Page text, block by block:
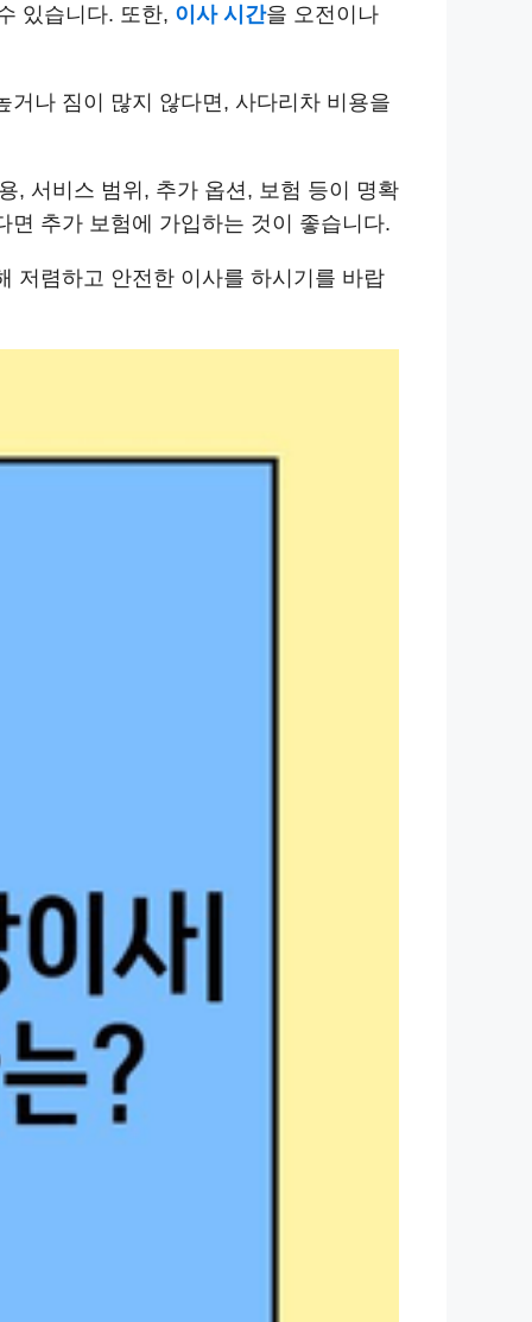
있습니다. 또한, 이사 시간을 오전이나
나 짐이 많지 않다면, 사다리차 비용을
, 서비스 범위, 추가 옵션, 보험 등이 명확
추가 보험에 가입하는 것이 좋습니다.
저렴하고 안전한 이사를 하시기를 바랍